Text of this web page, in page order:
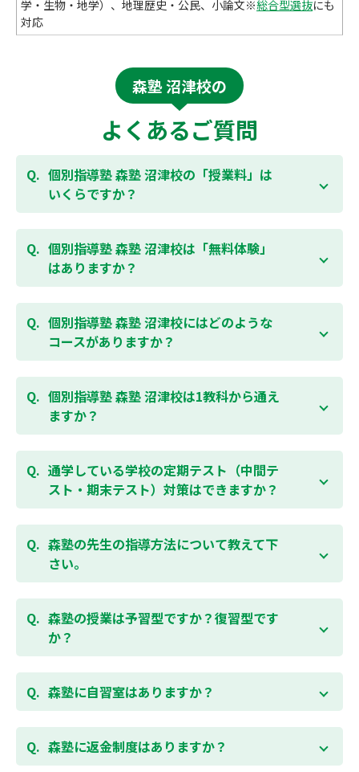
学・生物・地学）、地理歴史・公民、小論文※総合型選抜にも
対応
森塾 沼津校の
よくあるご質問
個別指導塾 森塾 沼津校の「授業料」は
いくらですか？
お子様の学年やご状況、校舎によって変わりますの
で、以下より、お気軽にお問合わせください。個別指
導塾 森塾の授業料は
よりお問合わせく
ださい。自動返信メールで【すぐ】にご確認いただけ
個別指導塾 森塾 沼津校は「無料体験」
はありますか？
通常期には最大1ヶ月の無料体験を受付しておりま
す。また、春休み、夏休み、冬休みの講習では「4日
間～5日間の無料体験」授業を受けていただくことが
可能です。個別指導塾 森塾 沼津校の無料体験について
個別指導塾 森塾 沼津校にはどのような
コースがありますか？
個別指導塾 森塾 沼津校では、小学生・中学生・高校
生のコースがあり、それぞれ学校のテストの点数アッ
プを目的としたコースとなっております。その他、小
学生用の英検®対策や、基礎学力を身につけるDOJOな
は校舎にお問合わせください。
お問合わせはこちら
個別指導塾 森塾 沼津校は1教科から通え
ますか？
はい、1教科、週1日から受講いただけます。自分から
勉強できる習慣をつけるために最初は1から2教科での
受講をおすすめしております。まずはお気軽にご相談
ください。
ご相談（お問合わせ）はこちら
通学している学校の定期テスト（中間テ
スト・期末テスト）対策はできますか？
お子様お一人おひとりの学校進度やテスト範囲にあわ
せて授業をすすめますので、定期テスト対策に繋がり
ます。森塾では、テスト直前に自分の予定にあわせ
て、テスト対策授業の追加ができます。 受講中の科目
ど）も可能です。 普段忙しくてなかなか手が回らない
科目も、テスト前に集中して対策できると好評です。
森塾の先生の指導方法について教えて下
さい。
「質量ともに日本一」と自負する研修制度を受け、知
識や教え方を習得した先生が、一人ひとりの能力、個
性に合わせて個別指導いたします。先生とお子様の相
性を大切にするために、相性が合わなければ先生変更
森塾の授業は予習型ですか？復習型です
か？
春期・夏期等の講習以外では森塾の授業は学校で習っ
たところを教える「復習型授業」ではなく、塾で習っ
のが楽しくなります。
勉強が楽しくなるとテストの成績が上がり、テストの
森塾に自習室はありますか？
各校舎に完備しています。
空いている時間があれば、学校の授業の予習や宿題、
森塾に返金制度はありますか？